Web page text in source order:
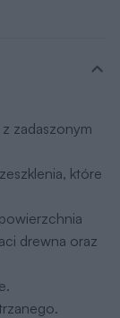
zadaszonym
które
drewna oraz